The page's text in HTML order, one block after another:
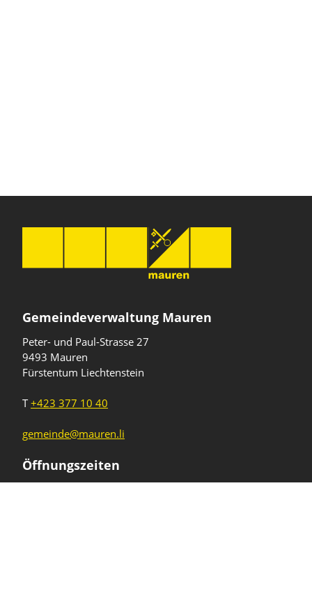
Gemeindeverwaltung Mauren
Peter- und Paul-Strasse 27
9493 Mauren
Fürstentum Liechtenstein
T+423 377 10 40
gemeinde@mauren.li
Öffnungszeiten